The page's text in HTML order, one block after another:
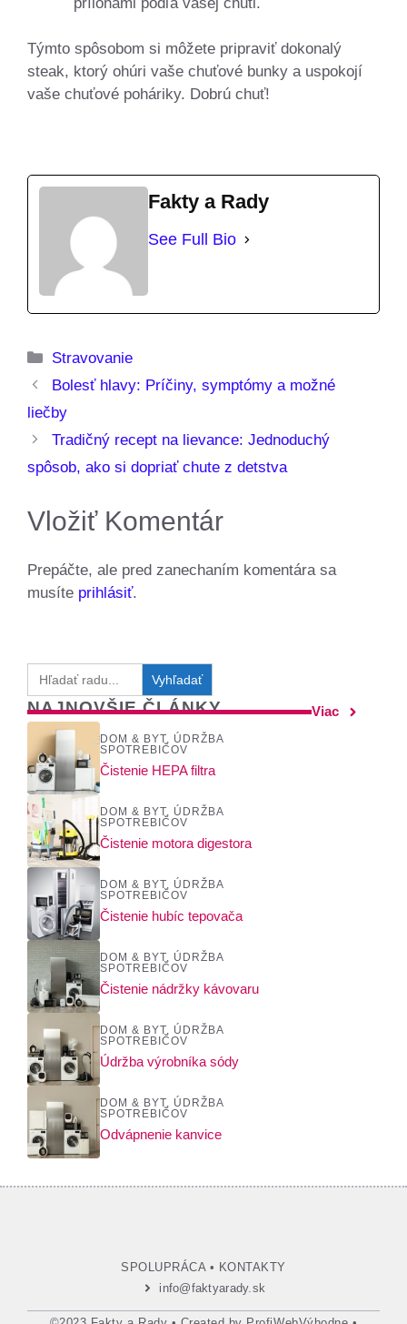
Týmto spôsobom si môžete pripraviť dokonalý
steak, ktorý ohúri vaše chuťové bunky a uspokojí
vaše chuťové poháriky. Dobrú chuť!
Fakty a Rady
See Full Bio
Kategórie
Stravovanie
Bolesť hlavy: Príčiny, symptómy a možné
liečby
Tradičný recept na lievance: Jednoduchý
spôsob, ako si dopriať chute z detstva
Vložiť Komentár
Prepáčte, ale pred zanechaním komentára sa
musíte prihlásiť.
Search
for:
NAJNOVŠIE ČLÁNKY Viac
DOM & BYT
ÚDRŽBA
SPOTREBIČOV
Čistenie HEPA filtra
DOM & BYT
ÚDRŽBA
SPOTREBIČOV
Čistenie motora digestora
DOM & BYT
ÚDRŽBA
SPOTREBIČOV
Čistenie hubíc tepovača
DOM & BYT
ÚDRŽBA
SPOTREBIČOV
Čistenie nádržky kávovaru
DOM & BYT
ÚDRŽBA
SPOTREBIČOV
Údržba výrobníka sódy
DOM & BYT
ÚDRŽBA
SPOTREBIČOV
Odvápnenie kanvice
SPOLUPRÁCA• KONTAKTY
info@faktyarady.sk